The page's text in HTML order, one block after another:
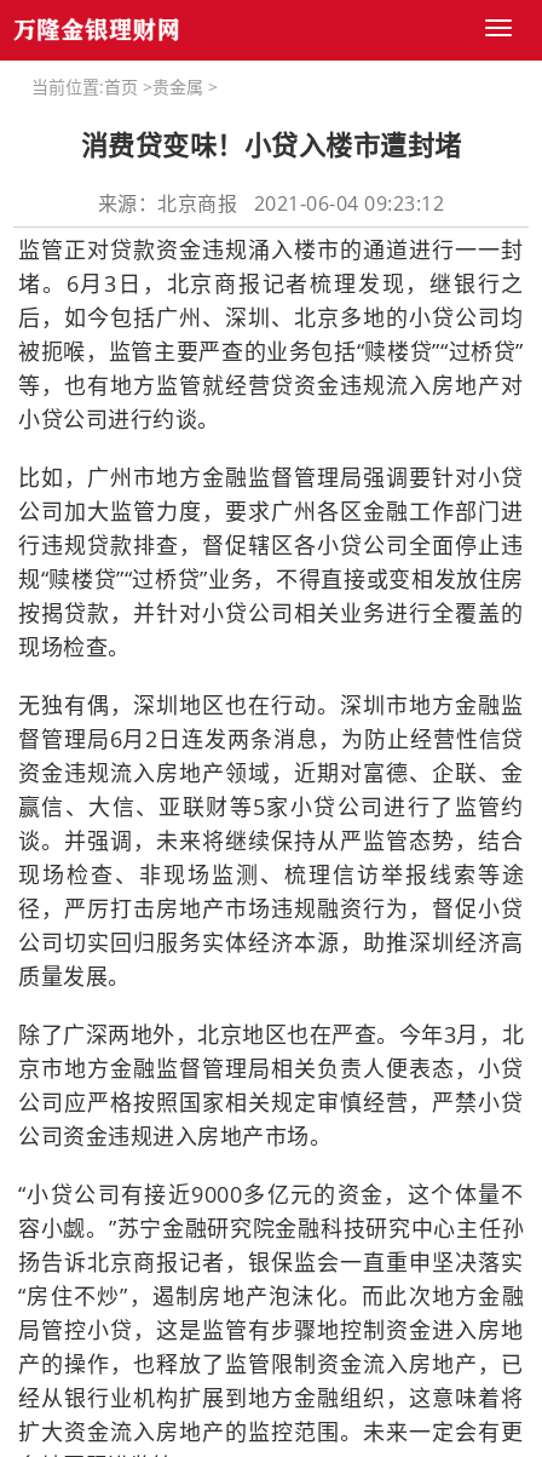
Toggle
当前位置:首页 >贵金属 >
消费贷变味！小贷入楼市遭封堵
来源：北京商报 2021-06-04 09:23:12
监管正对贷款资金违规涌入楼市的通道进行一一封
堵。6月3日，北京商报记者梳理发现，继银行之
后，如今包括广州、深圳、北京多地的小贷公司均
被扼喉，监管主要严查的业务包括“赎楼贷”“过桥贷”
等，也有地方监管就经营贷资金违规流入房地产对
小贷公司进行约谈。
比如，广州市地方金融监督管理局强调要针对小贷
公司加大监管力度，要求广州各区金融工作部门进
行违规贷款排查，督促辖区各小贷公司全面停止违
规“赎楼贷”“过桥贷”业务，不得直接或变相发放住房
按揭贷款，并针对小贷公司相关业务进行全覆盖的
现场检查。
无独有偶，深圳地区也在行动。深圳市地方金融监
督管理局6月2日连发两条消息，为防止经营性信贷
资金违规流入房地产领域，近期对富德、企联、金
赢信、大信、亚联财等5家小贷公司进行了监管约
谈。并强调，未来将继续保持从严监管态势，结合
现场检查、非现场监测、梳理信访举报线索等途
径，严厉打击房地产市场违规融资行为，督促小贷
公司切实回归服务实体经济本源，助推深圳经济高
质量发展。
除了广深两地外，北京地区也在严查。今年3月，北
京市地方金融监督管理局相关负责人便表态，小贷
公司应严格按照国家相关规定审慎经营，严禁小贷
公司资金违规进入房地产市场。
“小贷公司有接近9000多亿元的资金，这个体量不
容小觑。”苏宁金融研究院金融科技研究中心主任孙
扬告诉北京商报记者，银保监会一直重申坚决落实
“房住不炒”，遏制房地产泡沫化。而此次地方金融
局管控小贷，这是监管有步骤地控制资金进入房地
产的操作，也释放了监管限制资金流入房地产，已
经从银行业机构扩展到地方金融组织，这意味着将
扩大资金流入房地产的监控范围。未来一定会有更